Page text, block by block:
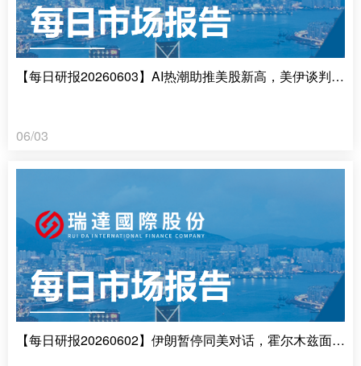
【每日研报20260603】AI热潮助推美股新高，美伊谈判再陷“罗生门”
06/03
【每日研报20260602】伊朗暂停同美对话，霍尔木兹面临全面封锁